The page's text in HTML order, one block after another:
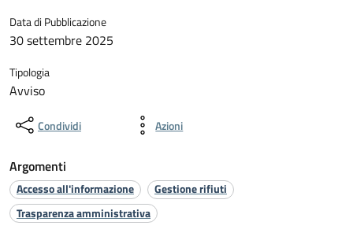
Data di Pubblicazione
30 settembre 2025
Tipologia
Avviso
Condividi Azioni
Argomenti
Accesso all'informazione
Gestione rifiuti
Trasparenza amministrativa